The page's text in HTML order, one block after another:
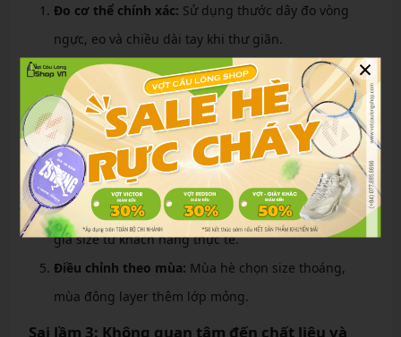
Đo cơ thể chính xác: Sử dụng thước dây đo vòng
ngực, eo và chiều dài tay khi thư giãn.
Người gầy:Chọn size ôm vừa, ưu tiên vải đan chặt
để tránh lộ xương, như khuyến nghị từ Fado.vn.
Người béo:Chọn size rộng hơn 1 chút, tập trung
vào phần eo có lỗ thoáng để giảm cảm giác nóng
bức.
Thử trước khi mua:
Nếu online, tham khảo đánh
giá size từ khách hàng thực tế.
Điều chỉnh theo mùa: Mùa hè chọn size thoáng,
mùa đông layer thêm lớp mỏng.
Sai lầm 3: Không quan tâm đến chất liệu và
×